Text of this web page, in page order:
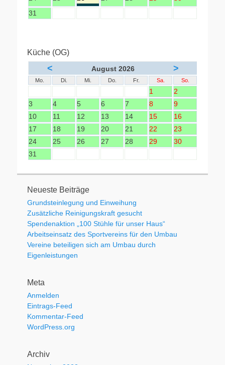
31
Küche (OG)
< August 2026 >
Mo. Di. Mi. Do. Fr. Sa. So.
1
2
3
4 5 6 7 8
9
10
11 12 13 14 15
16
17
18 19 20 21 22
23
24
25 26 27 28 29
30
31
Neueste Beiträge
Grundsteinlegung und Einweihung
Zusätzliche Reinigungskraft gesucht
Spendenaktion „100 Stühle für unser Haus“
Arbeitseinsatz des Sportvereins für den Umbau
Vereine beteiligen sich am Umbau durch
Eigenleistungen
Meta
Anmelden
Eintrags-Feed
Kommentar-Feed
WordPress.org
Archiv